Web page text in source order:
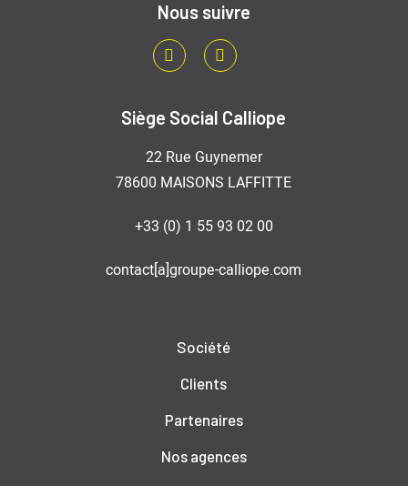
Nous suivre
LinkedInYoutube
Siège Social Calliope
22 Rue Guynemer
78600 MAISONS LAFFITTE
+33 (0) 1 55 93 02 00
contact[a]groupe-calliope.com
Société
Clients
Partenaires
Nos agences